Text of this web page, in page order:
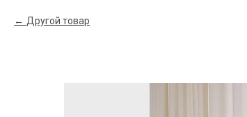
Другой товар